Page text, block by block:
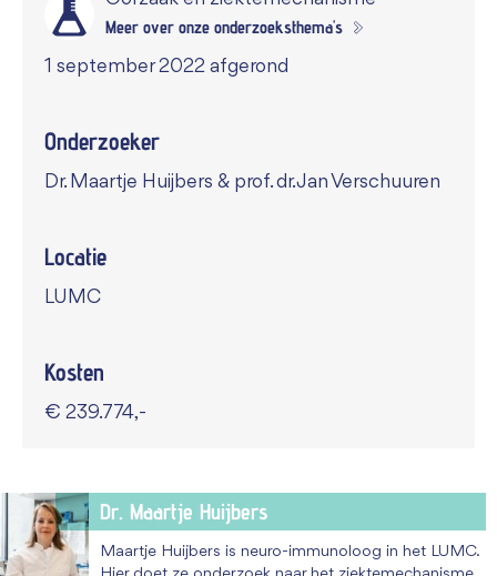
Meer over onze onderzoeksthema's
1 september 2022 afgerond
Onderzoeker
Dr. Maartje Huijbers & prof. dr. Jan Verschuuren
Locatie
LUMC
Kosten
€ 239.774,-
Dr. Maartje Huijbers
Maartje Huijbers is neuro-immunoloog in het LUMC.